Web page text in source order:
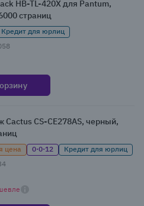
HB-TL-420X для Pantum,
страниц
Кредит для юрлиц
Cactus CS-CE278AS, черный,
цена 0·0·12
Кредит для юрлиц